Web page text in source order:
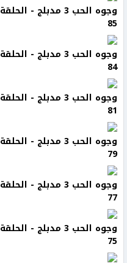
وجوه الحب 3 مدبلج - الحلقة
85
وجوه الحب 3 مدبلج - الحلقة
84
وجوه الحب 3 مدبلج - الحلقة
81
وجوه الحب 3 مدبلج - الحلقة
79
وجوه الحب 3 مدبلج - الحلقة
77
وجوه الحب 3 مدبلج - الحلقة
75